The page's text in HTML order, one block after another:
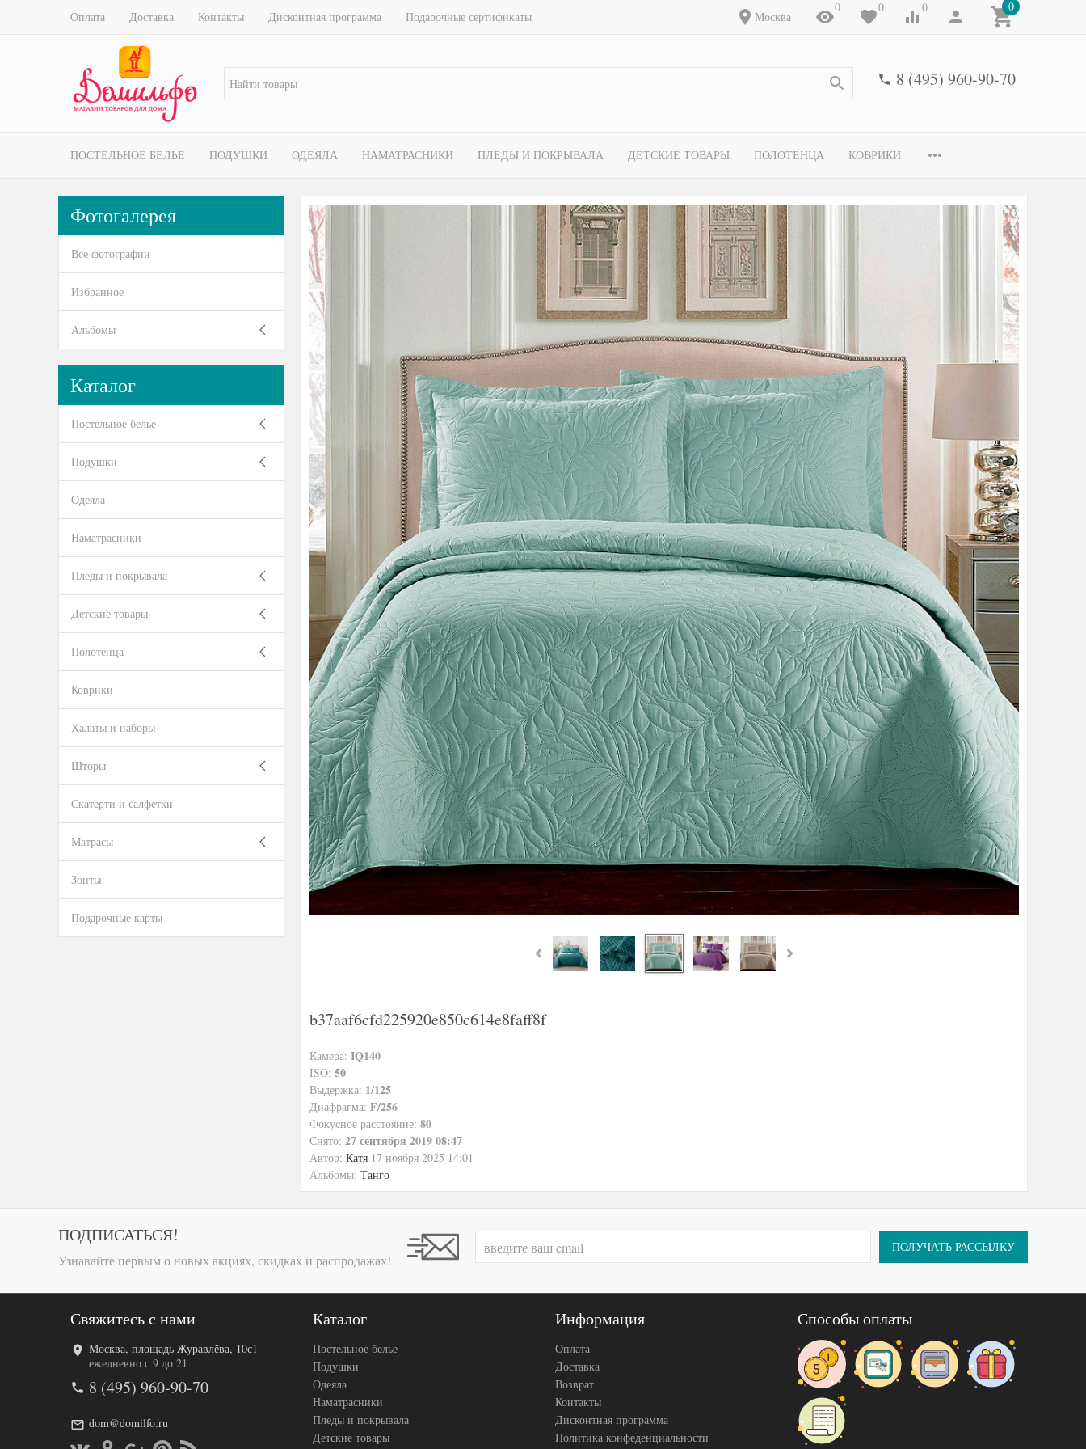
Оплата Доставка Контакты Дисконтная программа Подарочные сертификаты Москва
0 0 0 0
8 (495) 960-90-70
ПОСТЕЛЬНОЕ БЕЛЬЕ ПОДУШКИ ОДЕЯЛА НАМАТРАСНИКИ ПЛЕДЫ И ПОКРЫВАЛА ДЕТСКИЕ ТОВАРЫ ПОЛОТЕНЦА КОВРИКИ
b37aaf6cfd225920e850c614e8faff8f
Камера: IQ140
ISO: 50
Выдержка: 1/125
Диафрагма: F/256
Фокусное расстояние: 80
Снято: 27 сентября 2019 08:47
Автор: Катя 17 ноября 2025 14:01
Альбомы: Танго
Фотогалерея
Все фотографии
Избранное
Альбомы
Каталог
Постельное белье
Подушки
Одеяла
Наматрасники
Пледы и покрывала
Детские товары
Полотенца
Коврики
Халаты и наборы
Шторы
Скатерти и салфетки
Матрасы
Зонты
Подарочные карты
ПОДПИСАТЬСЯ!
Узнавайте первым о новых акциях, скидках и распродажах!
ПОЛУЧАТЬ РАССЫЛКУ
Свяжитесь с нами
Москва, площадь Журавлёва, 10с1
ежедневно с 9 до 21
8 (495) 960-90-70
dom@domilfo.ru
Каталог
Постельное белье
Подушки
Одеяла
Наматрасники
Пледы и покрывала
Детские товары
Информация
Оплата
Доставка
Возврат
Контакты
Дисконтная программа
Политика конфеденциальности
Способы оплаты